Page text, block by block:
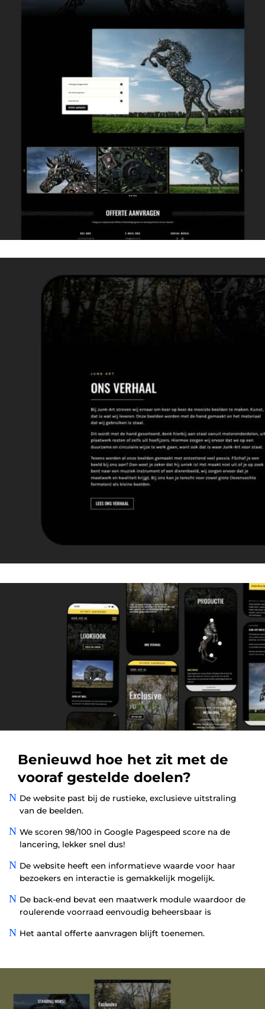
Benieuwd hoe het zit met de
vooraf gestelde doelen?
N De website past bij de rustieke, exclusieve uitstraling
van de beelden.
N We scoren 98/100 in Google Pagespeed score na de
lancering, lekker snel dus!
N De website heeft een informatieve waarde voor haar
bezoekers en interactie is gemakkelijk mogelijk.
N De back-end bevat een maatwerk module waardoor de
roulerende voorraad eenvoudig beheersbaar is
N Het aantal offerte aanvragen blijft toenemen.